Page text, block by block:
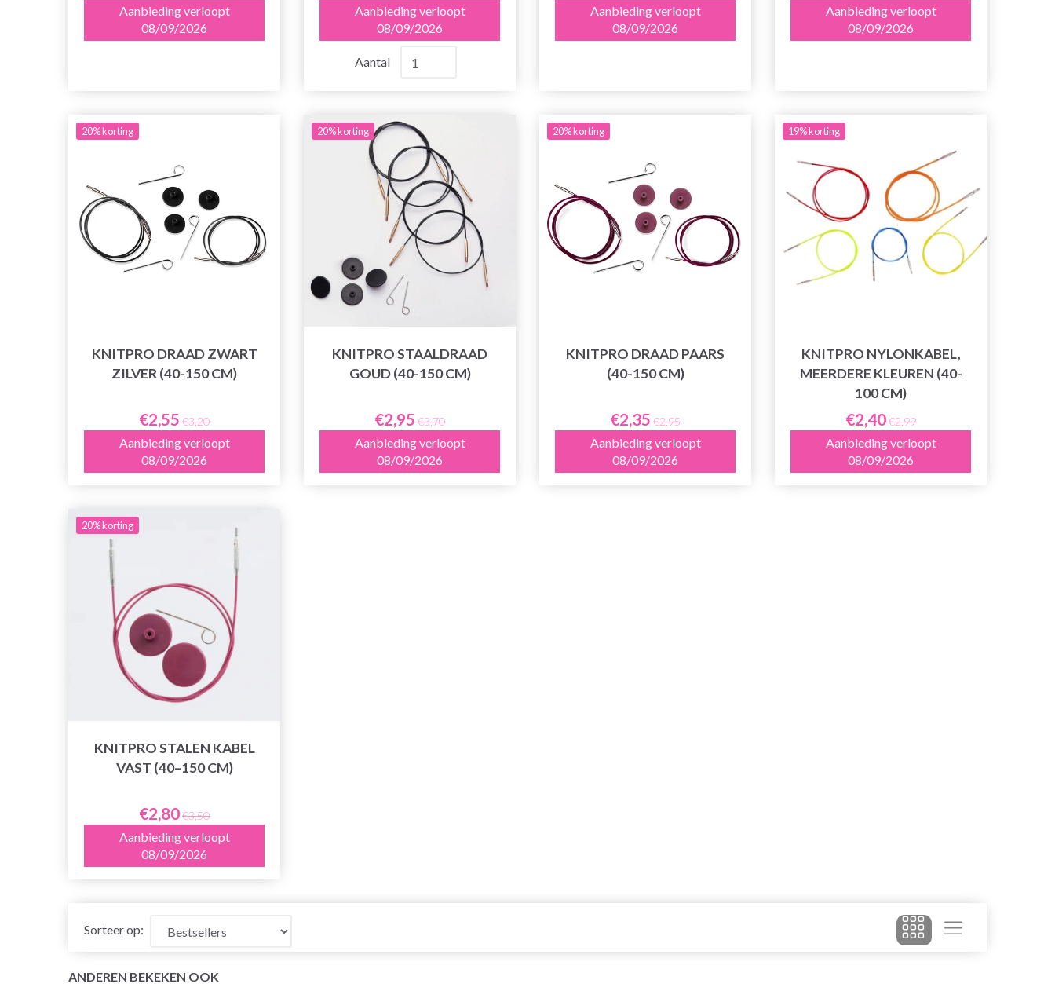
Aanbieding verloopt
08/09/2026
Aanbieding verloopt
08/09/2026
Aantal
Aanbieding verloopt
08/09/2026
Aanbieding verloopt
08/09/2026
20% korting
KNITPRO DRAAD ZWART
ZILVER (40-150 CM)
€2,55 €3,20
Aanbieding verloopt
08/09/2026
20% korting
KNITPRO STAALDRAAD
GOUD (40-150 CM)
€2,95 €3,70
Aanbieding verloopt
08/09/2026
20% korting
KNITPRO DRAAD PAARS
(40-150 CM)
€2,35 €2,95
Aanbieding verloopt
08/09/2026
19% korting
KNITPRO NYLONKABEL,
MEERDERE KLEUREN (40-
100 CM)
€2,40€2,99
Aanbieding verloopt
08/09/2026
20% korting
KNITPRO STALEN KABEL
VAST (40–150 CM)
€2,80€3,50
Aanbieding verloopt
08/09/2026
Sorteer op:
ANDEREN BEKEKEN OOK